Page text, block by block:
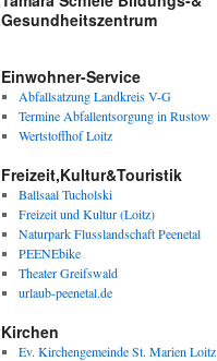
Gesundheitszentrum
Einwohner-Service
Abfallsatzung Landkreis V-G
Termine Abfallentsorgung in Rustow
Wertstoffhof Loitz
Freizeit,Kultur&Touristik
Ballsaal Tucholski
Freizeit und Kultur (Loitz)
Naturpark Flusslandschaft Peenetal
PEENEbike
Theater Greifswald
urlaub-peenetal.de
Kirchen
Ev. Kirchengemeinde St. Marien Loitz